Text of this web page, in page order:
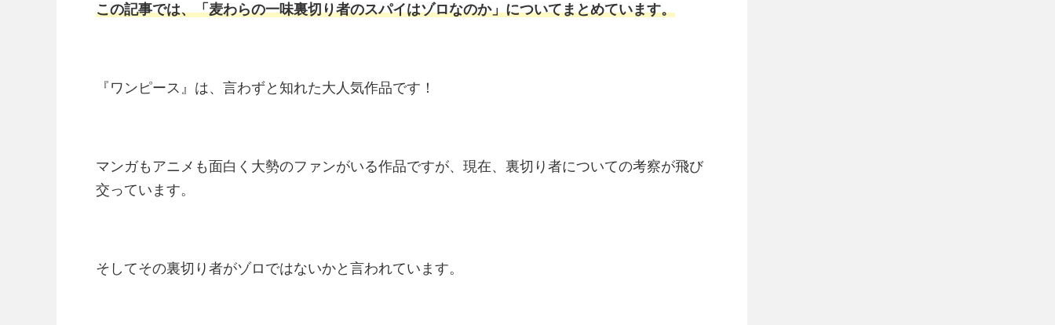
この記事では、「麦わらの一味裏切り者のスパイはゾロなのか」についてまとめています。
『ワンピース』は、言わずと知れた大人気作品です！
マンガもアニメも面白く大勢のファンがいる作品ですが、現在、裏切り者についての考察が飛び
交っています。
そしてその裏切り者がゾロではないかと言われています。